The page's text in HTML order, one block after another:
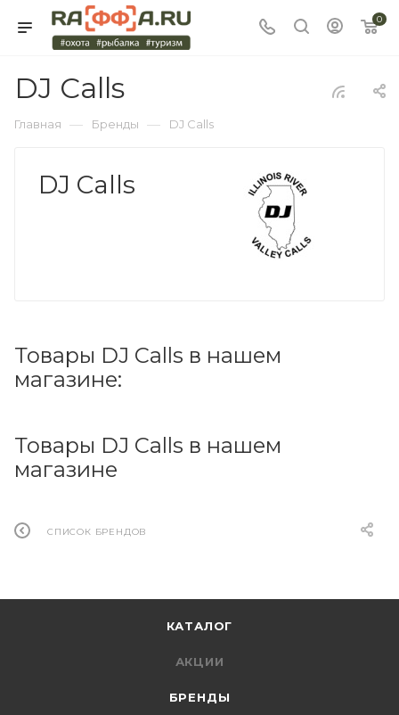
0
DJ Calls
Главная — Бренды — DJ Calls
DJ Calls
Товары DJ Calls в нашем
магазине:
Товары DJ Calls в нашем
магазине
СПИСОК БРЕНДОВ
КАТАЛОГ
АКЦИИ
БРЕНДЫ